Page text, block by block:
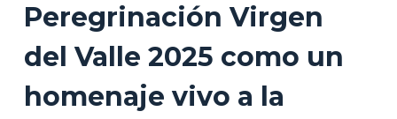
o
n
Peregrinación Virgen
del Valle 2025 como un
homenaje vivo a la